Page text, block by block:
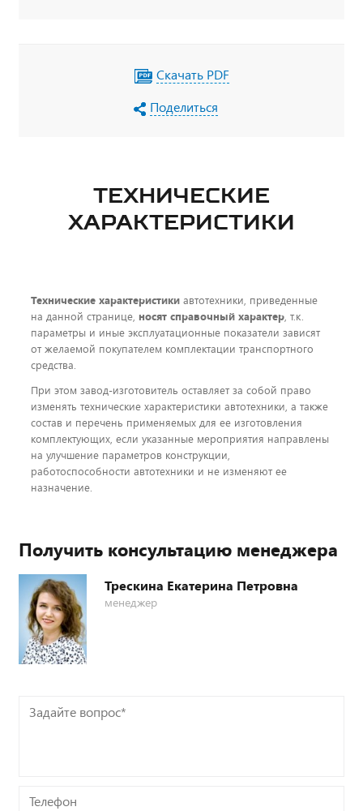
Скачать PDF
Поделиться
ТЕХНИЧЕСКИЕ
ХАРАКТЕРИСТИКИ
Технические характеристики автотехники, приведенные
на данной странице, носят справочный характер, т.к.
параметры и иные эксплуатационные показатели зависят
от желаемой покупателем комплектации транспортного
средства.
При этом завод-изготовитель оставляет за собой право
изменять технические характеристики автотехники, а также
состав и перечень применяемых для ее изготовления
комплектующих, если указанные мероприятия направлены
на улучшение параметров конструкции,
работоспособности автотехники и не изменяют ее
назначение.
Получить консультацию менеджера
Трескина Екатерина Петровна
менеджер
Задайте
Телефон